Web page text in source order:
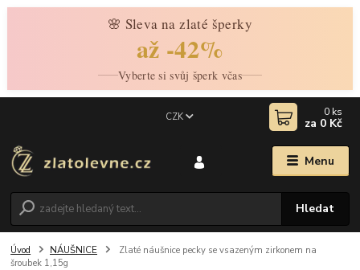
🌸 Sleva na zlaté šperky
až -42%
Vyberte si svůj šperk včas
Menu
CZK
Hledat
0 ks
za 0 Kč
Úvod NÁUŠNICE
Zlaté náušnice pecky se vsazeným zirkonem na
šroubek 1,15g